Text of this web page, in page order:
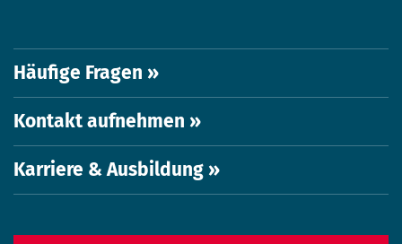
Häufige Fragen »
Kontakt aufnehmen »
Karriere & Ausbildung »